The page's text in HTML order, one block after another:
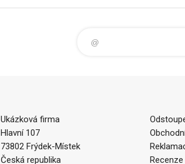
Ukázková firma
Hlavní 107
73802 Frýdek-Místek
Česká republika
Recenze